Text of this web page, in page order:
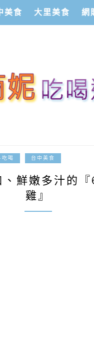
美食 大里美食 網
吃喝 台中美食
鮮嫩多汁的
雞』